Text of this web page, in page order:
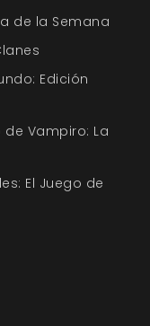
de la Semana
Edición
Vampiro: La
El Juego de